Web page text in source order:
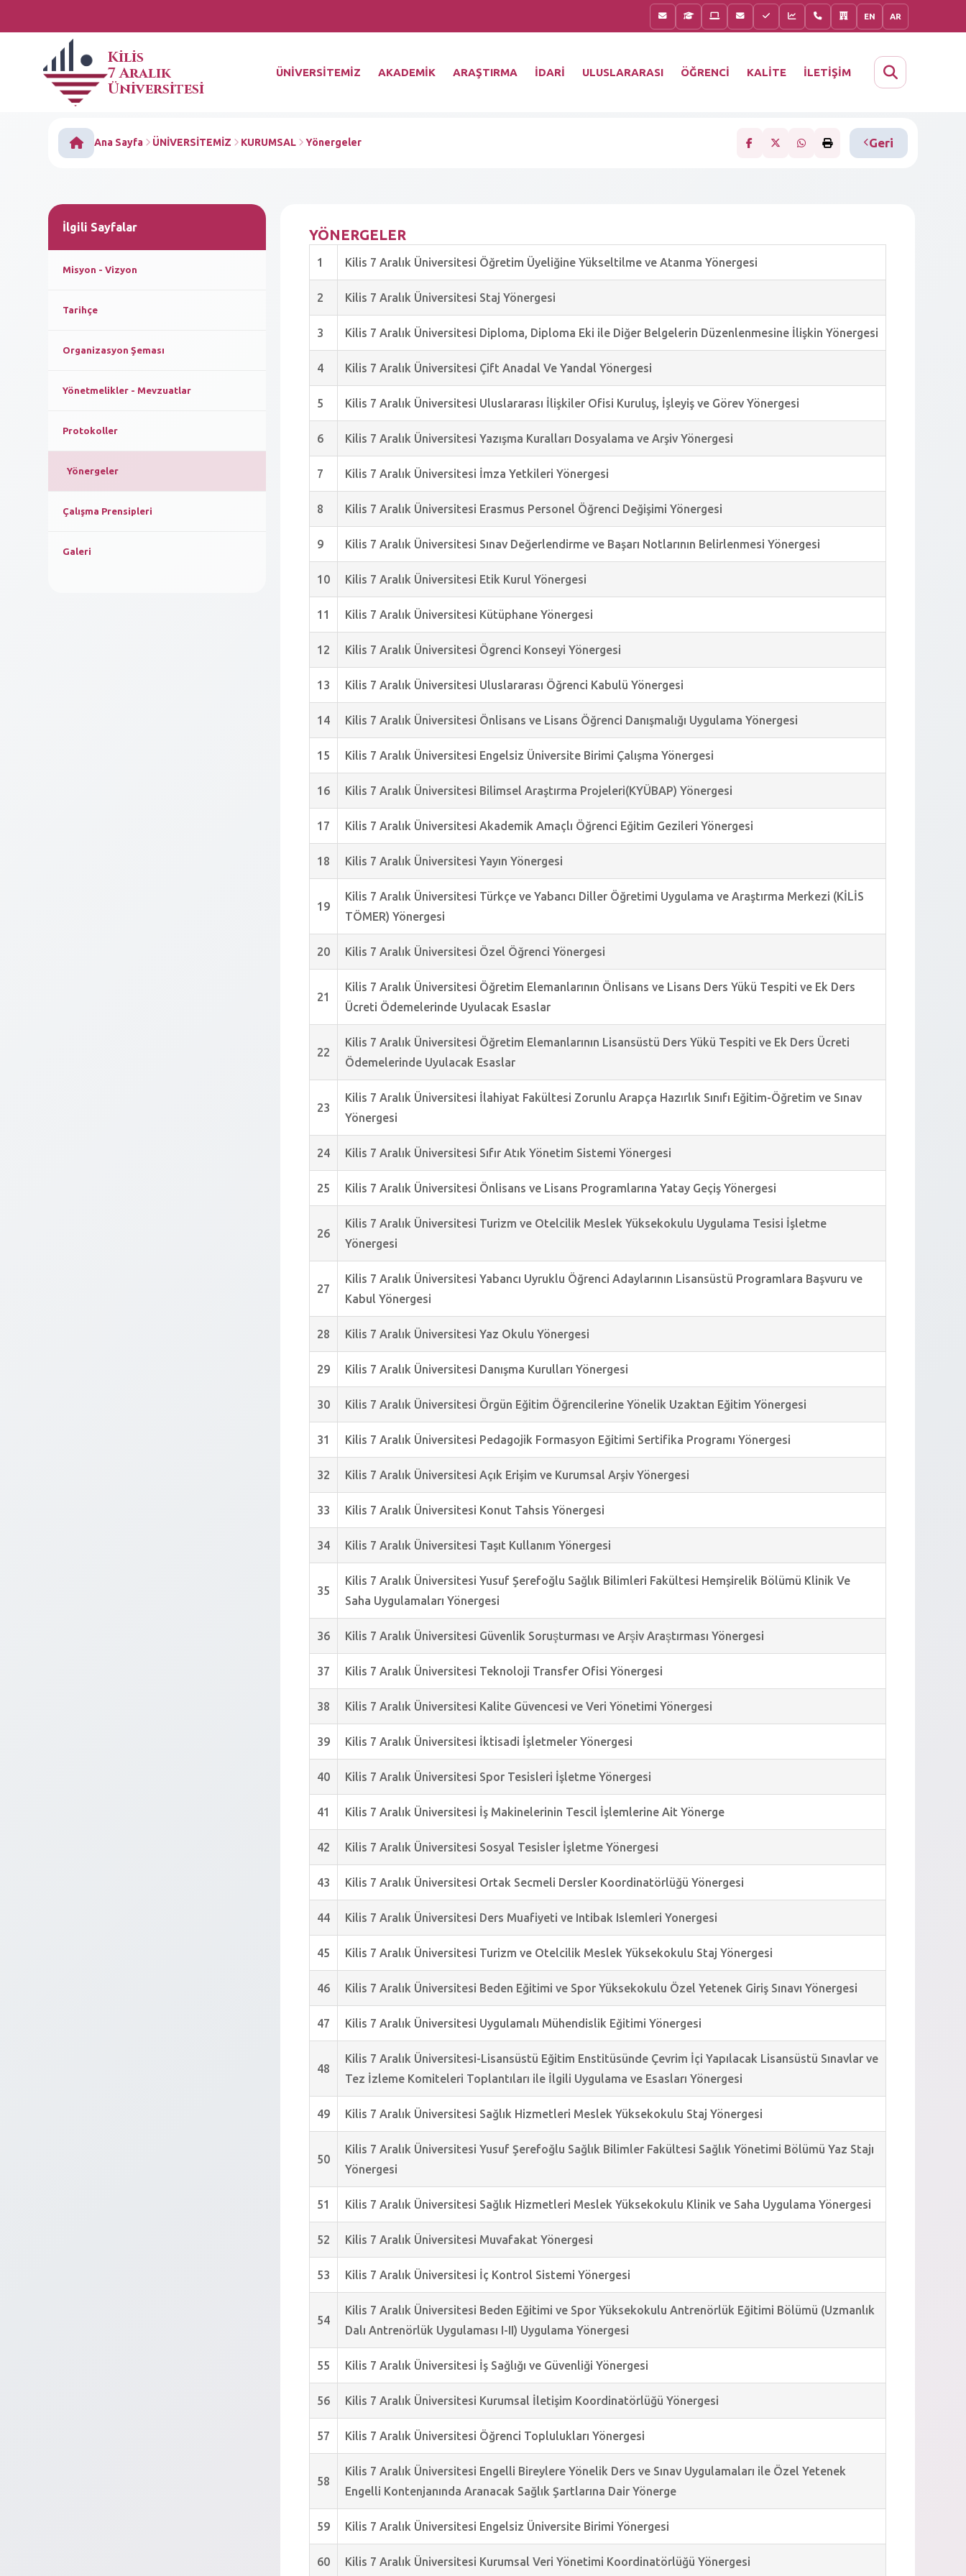
EN AR
Kilis
7 Aralık
Üniversitesi
ÜNİVERSİTEMİZ AKADEMİK ARAŞTIRMA İDARİ ULUSLARARASI ÖĞRENCİ KALİTE İLETİŞİM
Ana Sayfa ÜNİVERSİTEMİZ KURUMSAL Yönergeler Geri
İlgili Sayfalar
Misyon - Vizyon
Tarihçe
Organizasyon Şeması
Yönetmelikler - Mevzuatlar
Protokoller
Yönergeler
Çalışma Prensipleri
Galeri
YÖNERGELER
1 Kilis 7 Aralık Üniversitesi Öğretim Üyeliğine Yükseltilme ve Atanma Yönergesi
2 Kilis 7 Aralık Üniversitesi Staj Yönergesi
3 Kilis 7 Aralık Üniversitesi Diploma, Diploma Eki ile Diğer Belgelerin Düzenlenmesine İlişkin Yönergesi
4 Kilis 7 Aralık Üniversitesi Çift Anadal Ve Yandal Yönergesi
5 Kilis 7 Aralık Üniversitesi Uluslararası İlişkiler Ofisi Kuruluş, İşleyiş ve Görev Yönergesi
6 Kilis 7 Aralık Üniversitesi Yazışma Kuralları Dosyalama ve Arşiv Yönergesi
7 Kilis 7 Aralık Üniversitesi İmza Yetkileri Yönergesi
8 Kilis 7 Aralık Üniversitesi Erasmus Personel Öğrenci Değişimi Yönergesi
9 Kilis 7 Aralık Üniversitesi Sınav Değerlendirme ve Başarı Notlarının Belirlenmesi Yönergesi
10 Kilis 7 Aralık Üniversitesi Etik Kurul Yönergesi
11 Kilis 7 Aralık Üniversitesi Kütüphane Yönergesi
12 Kilis 7 Aralık Üniversitesi Ögrenci Konseyi Yönergesi
13 Kilis 7 Aralık Üniversitesi Uluslararası Öğrenci Kabulü Yönergesi
14 Kilis 7 Aralık Üniversitesi Önlisans ve Lisans Öğrenci Danışmalığı Uygulama Yönergesi
15 Kilis 7 Aralık Üniversitesi Engelsiz Üniversite Birimi Çalışma Yönergesi
16 Kilis 7 Aralık Üniversitesi Bilimsel Araştırma Projeleri(KYÜBAP) Yönergesi
17 Kilis 7 Aralık Üniversitesi Akademik Amaçlı Öğrenci Eğitim Gezileri Yönergesi
18 Kilis 7 Aralık Üniversitesi Yayın Yönergesi
19
Kilis 7 Aralık Üniversitesi Türkçe ve Yabancı Diller Öğretimi Uygulama ve Araştırma Merkezi (KİLİS
TÖMER) Yönergesi
20 Kilis 7 Aralık Üniversitesi Özel Öğrenci Yönergesi
21
Kilis 7 Aralık Üniversitesi Öğretim Elemanlarının Önlisans ve Lisans Ders Yükü Tespiti ve Ek Ders
Ücreti Ödemelerinde Uyulacak Esaslar
22
Kilis 7 Aralık Üniversitesi Öğretim Elemanlarının Lisansüstü Ders Yükü Tespiti ve Ek Ders Ücreti
Ödemelerinde Uyulacak Esaslar
23
Kilis 7 Aralık Üniversitesi İlahiyat Fakültesi Zorunlu Arapça Hazırlık Sınıfı Eğitim-Öğretim ve Sınav
Yönergesi
24 Kilis 7 Aralık Üniversitesi Sıfır Atık Yönetim Sistemi Yönergesi
25 Kilis 7 Aralık Üniversitesi Önlisans ve Lisans Programlarına Yatay Geçiş Yönergesi
26
Kilis 7 Aralık Üniversitesi Turizm ve Otelcilik Meslek Yüksekokulu Uygulama Tesisi İşletme
Yönergesi
27
Kilis 7 Aralık Üniversitesi Yabancı Uyruklu Öğrenci Adaylarının Lisansüstü Programlara Başvuru ve
Kabul Yönergesi
28 Kilis 7 Aralık Üniversitesi Yaz Okulu Yönergesi
29 Kilis 7 Aralık Üniversitesi Danışma Kurulları Yönergesi
30 Kilis 7 Aralık Üniversitesi Örgün Eğitim Öğrencilerine Yönelik Uzaktan Eğitim Yönergesi
31 Kilis 7 Aralık Üniversitesi Pedagojik Formasyon Eğitimi Sertifika Programı Yönergesi
32 Kilis 7 Aralık Üniversitesi Açık Erişim ve Kurumsal Arşiv Yönergesi
33 Kilis 7 Aralık Üniversitesi Konut Tahsis Yönergesi
34 Kilis 7 Aralık Üniversitesi Taşıt Kullanım Yönergesi
35
Kilis 7 Aralık Üniversitesi Yusuf Şerefoğlu Sağlık Bilimleri Fakültesi Hemşirelik Bölümü Klinik Ve
Saha Uygulamaları Yönergesi
36 Kilis 7 Aralık Üniversitesi Güvenlik Soruşturması ve Arşiv Araştırması Yönergesi
37 Kilis 7 Aralık Üniversitesi Teknoloji Transfer Ofisi Yönergesi
38 Kilis 7 Aralık Üniversitesi Kalite Güvencesi ve Veri Yönetimi Yönergesi
39 Kilis 7 Aralık Üniversitesi İktisadi İşletmeler Yönergesi
40 Kilis 7 Aralık Üniversitesi Spor Tesisleri İşletme Yönergesi
41 Kilis 7 Aralık Üniversitesi İş Makinelerinin Tescil İşlemlerine Ait Yönerge
42 Kilis 7 Aralık Üniversitesi Sosyal Tesisler İşletme Yönergesi
43 Kilis 7 Aralık Üniversitesi Ortak Secmeli Dersler Koordinatörlüğü Yönergesi
44 Kilis 7 Aralık Üniversitesi Ders Muafiyeti ve Intibak Islemleri Yonergesi
45 Kilis 7 Aralık Üniversitesi Turizm ve Otelcilik Meslek Yüksekokulu Staj Yönergesi
46 Kilis 7 Aralık Üniversitesi Beden Eğitimi ve Spor Yüksekokulu Özel Yetenek Giriş Sınavı Yönergesi
47 Kilis 7 Aralık Üniversitesi Uygulamalı Mühendislik Eğitimi Yönergesi
48
Kilis 7 Aralık Üniversitesi-Lisansüstü Eğitim Enstitüsünde Çevrim İçi Yapılacak Lisansüstü Sınavlar ve
Tez İzleme Komiteleri Toplantıları ile İlgili Uygulama ve Esasları Yönergesi
49 Kilis 7 Aralık Üniversitesi Sağlık Hizmetleri Meslek Yüksekokulu Staj Yönergesi
50
Kilis 7 Aralık Üniversitesi Yusuf Şerefoğlu Sağlık Bilimler Fakültesi Sağlık Yönetimi Bölümü Yaz Stajı
Yönergesi
51 Kilis 7 Aralık Üniversitesi Sağlık Hizmetleri Meslek Yüksekokulu Klinik ve Saha Uygulama Yönergesi
52 Kilis 7 Aralık Üniversitesi Muvafakat Yönergesi
53 Kilis 7 Aralık Üniversitesi İç Kontrol Sistemi Yönergesi
54
Kilis 7 Aralık Üniversitesi Beden Eğitimi ve Spor Yüksekokulu Antrenörlük Eğitimi Bölümü (Uzmanlık
Dalı Antrenörlük Uygulaması I-II) Uygulama Yönergesi
55 Kilis 7 Aralık Üniversitesi İş Sağlığı ve Güvenliği Yönergesi
56 Kilis 7 Aralık Üniversitesi Kurumsal İletişim Koordinatörlüğü Yönergesi
57 Kilis 7 Aralık Üniversitesi Öğrenci Toplulukları Yönergesi
58
Kilis 7 Aralık Üniversitesi Engelli Bireylere Yönelik Ders ve Sınav Uygulamaları ile Özel Yetenek
Engelli Kontenjanında Aranacak Sağlık Şartlarına Dair Yönerge
59 Kilis 7 Aralık Üniversitesi Engelsiz Üniversite Birimi Yönergesi
60 Kilis 7 Aralık Üniversitesi Kurumsal Veri Yönetimi Koordinatörlüğü Yönergesi